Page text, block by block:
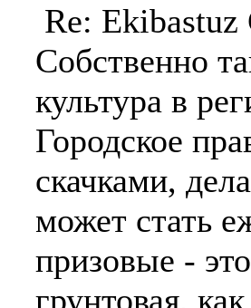
Re: Ekibastuz
Собственно
культура в
Городское
скачками,
может стать
призовые -
грунтовая,